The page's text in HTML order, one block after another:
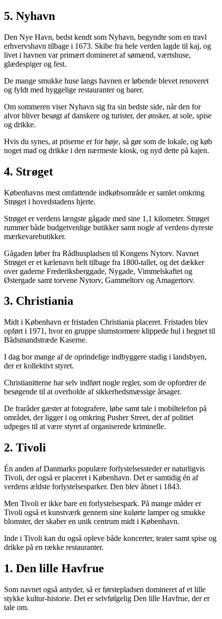
5. Nyhavn
Den Nye Havn, bedst kendt som Nyhavn, begyndte som en travl
erhvervshavn tilbage i 1673. Skibe fra hele verden lagde til kaj, og
livet i havnen var primært domineret af sømænd, værtshuse,
glædespiger og fest.
De mange smukke huse langs havnen er løbende blevet renoveret
og fyldt med hyggelige restauranter og barer.
Om sommeren viser Nyhavn sig fra sin bedste side, når den for
alvor bliver besøgt af danskere og turister, der ønsker, at sole, spise
og drikke.
Hvis du synes, at priserne er for høje, så gør som de lokale, og køb
noget mad og drikke i den nærmeste kiosk, og nyd dette på kajen.
4. Strøget
Københavns mest omfattende indkøbsområde er samlet omkring
Strøget i hovedstadens hjerte.
Strøget er verdens længste gågade med sine 1,1 kilometer. Strøget
rummer både budgetvenlige butikker samt nogle af verdens dyreste
mærkevarebutikker.
Gågaden løber fra Rådhuspladsen til Kongens Nytorv. Navnet
Strøget er et kælenavn helt tilbage fra 1800-tallet, og det dækker
over gaderne Frederiksberggade, Nygade, Vimmelskaftet og
Østergade samt torvene Nytorv, Gammeltorv og Amagertorv.
3. Christiania
Midt i København er fristaden Christiania placeret. Fristaden blev
opført i 1971, hvor en gruppe slumstormere klippede hul i hegnet til
Bådsmandstræde Kaserne.
I dag bor mange af de oprindelige indbyggere stadig i landsbyen,
der er kollektivt styret.
Christianitterne har selv indført nogle regler, som de opfordrer de
besøgende til at overholde af sikkerhedsmæssige årsager.
De fraråder gæster at fotografere, løbe samt tale i mobiltelefon på
området, der ligger i og omkring Pusher Street, der af politiet
udpeges til at være styret af organiserede kriminelle.
2. Tivoli
Én anden af Danmarks populære forlystelsessteder er naturligvis
Tivoli, der også er placeret i København. Det er samtidig én af
verdens ældste forlystelsesparker. Den blev åbnet i 1843.
Men Tivoli er ikke bare en forlystelsespark. På mange måder er
Tivoli også et kunstværk gennem sine kulørte lamper og smukke
blomster, der skaber en unik centrum midt i København.
Inde i Tivoli kan du også opleve både koncerter, teater samt spise og
drikke på en række restauranter.
1. Den lille Havfrue
Som navnet også antyder, så er førstepladsen domineret af et lille
stykke kultur-historie. Det er selvfølgelig Den lille Havfrue, der er
tale om.